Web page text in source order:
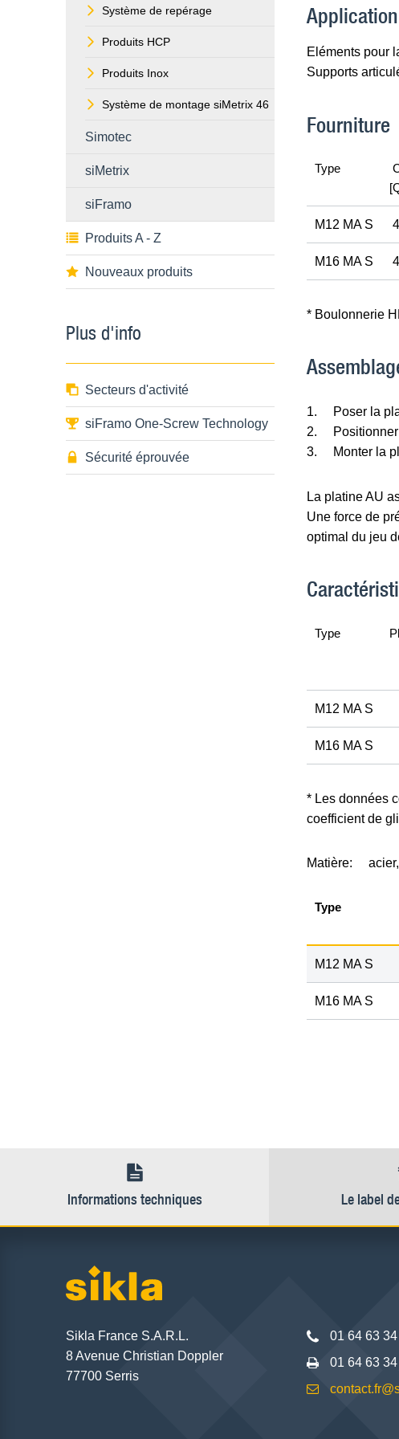
Système de repérage
Produits HCP
Produits Inox
Système de montage siMetrix 46
Simotec
siMetrix
siFramo
Produits A - Z
Nouveaux produits
Plus d'info
Secteurs d'activité
siFramo One-Screw Technology
Sécurité éprouvée
Application
Eléments pour
Supports
Fourniture
Type
M12 MA S
M16 MA S
* Boulonnerie
1.
Poser la
2.
3.
Monter la
La platine AU
Une force de
optimal du jeu
Type
M12 MA S
M16 MA S
* Les données
coefficient de
Matière:
Type
M12 MA S
M16 MA S
Informations techniques Le label
Sikla France S.A.R.L.
8 Avenue Christian Doppler
77700 Serris
01 64 63
01 64 63